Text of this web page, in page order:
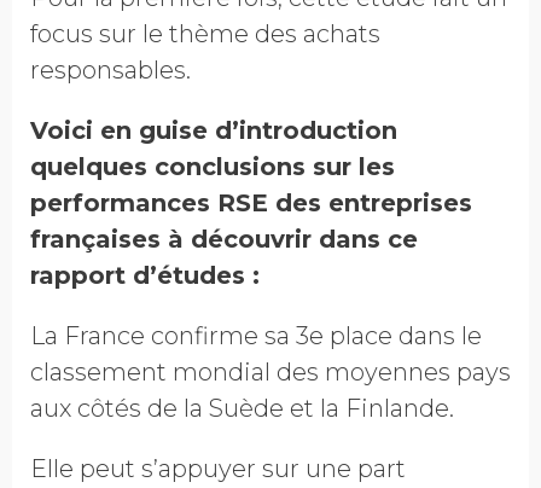
focus sur le thème des achats
responsables.
Voici en guise d’introduction
quelques conclusions sur les
performances RSE des entreprises
françaises à découvrir dans ce
rapport d’études :
La France confirme sa 3e place dans le
classement mondial des moyennes pays
aux côtés de la Suède et la Finlande.
Elle peut s’appuyer sur une part